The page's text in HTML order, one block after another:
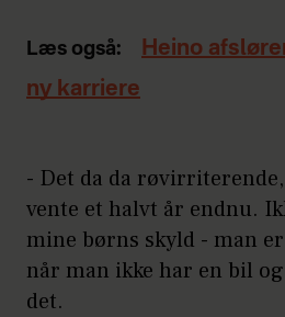
Læs også:
Heino
ny karriere
- Det da da
vente et halvt år endnu.
mine børns skyld - man
når man ikke har en bil
det.